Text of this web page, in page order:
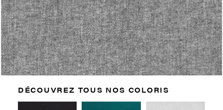
DÉCOUVREZ TOUS NOS COLORIS